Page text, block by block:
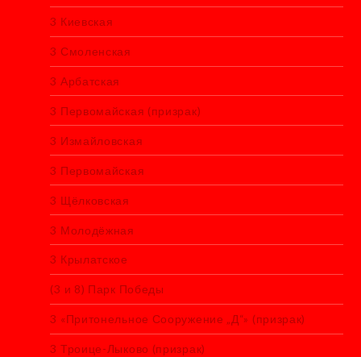
3 Киевская
3 Смоленская
3 Арбатская
3 Первомайская (призрак)
3 Измайловская
3 Первомайская
3 Щёлковская
3 Молодёжная
3 Крылатское
(3 и 8) Парк Победы
3 «Притонельное Сооружение „Д“» (призрак)
3 Троице-Лыково (призрак)